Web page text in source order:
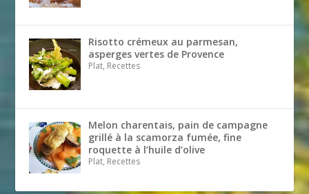
Risotto crémeux au parmesan,
asperges vertes de Provence
Plat, Recettes
Melon charentais, pain de campagne
grillé à la scamorza fumée, fine
roquette à l’huile d’olive
Plat, Recettes